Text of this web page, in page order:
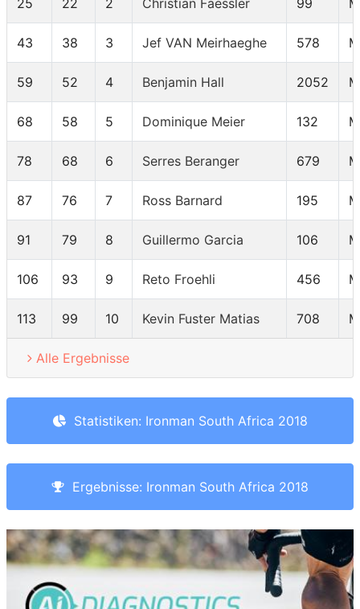
25 22 2 Christian Faessler 99
43 38 3 Jef VAN Meirhaeghe 578
59 52 4 Benjamin Hall 2052
68 58 5 Dominique Meier 132
78 68 6 Serres Beranger 679
87 76 7 Ross Barnard 195
91 79 8 Guillermo Garcia 106
106 93 9 Reto Froehli 456
113 99 10 Kevin Fuster Matias 708
Alle Ergebnisse
Statistiken: Ironman South Africa 2018
Ergebnisse: Ironman South Africa 2018